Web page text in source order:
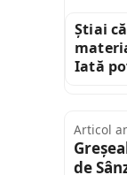
Știai
Iată
Articol
de